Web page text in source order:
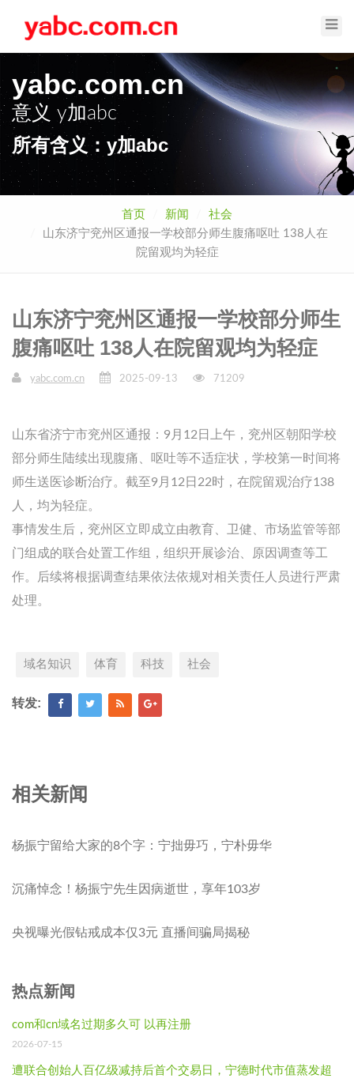
yabc.com.cn
意义y加abc
所有含义：y加abc
首页 新闻
社会
山东济宁兖州区通报一学校部分师生腹痛呕吐 138人在
院留观均为轻症
山东济宁兖州区通报一学校部分师生
腹痛呕吐 138人在院留观均为轻症
yabc.com.cn 2025-09-13 71209
山东省济宁市兖州区通报：9月12日上午，兖州区朝阳学校
部分师生陆续出现腹痛、呕吐等不适症状，学校第一时间将
师生送医诊断治疗。截至9月12日22时，在院留观治疗138
人，均为轻症。
事情发生后，兖州区立即成立由教育、卫健、市场监管等部
门组成的联合处置工作组，组织开展诊治、原因调查等工
作。后续将根据调查结果依法依规对相关责任人员进行严肃
处理。
域名知识 体育 科技 社会
转发:
相关新闻
杨振宁留给大家的8个字：宁拙毋巧，宁朴毋华
沉痛悼念！杨振宁先生因病逝世，享年103岁
央视曝光假钻戒成本仅3元 直播间骗局揭秘
热点新闻
com和cn域名过期多久可 以再注册
2026-07-15
遭联合创始人百亿级减持后首个交易日，宁德时代市值蒸发超